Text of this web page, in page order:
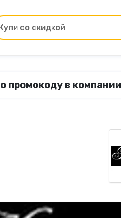
Работа
Финансы
со скидкой
промокоду в